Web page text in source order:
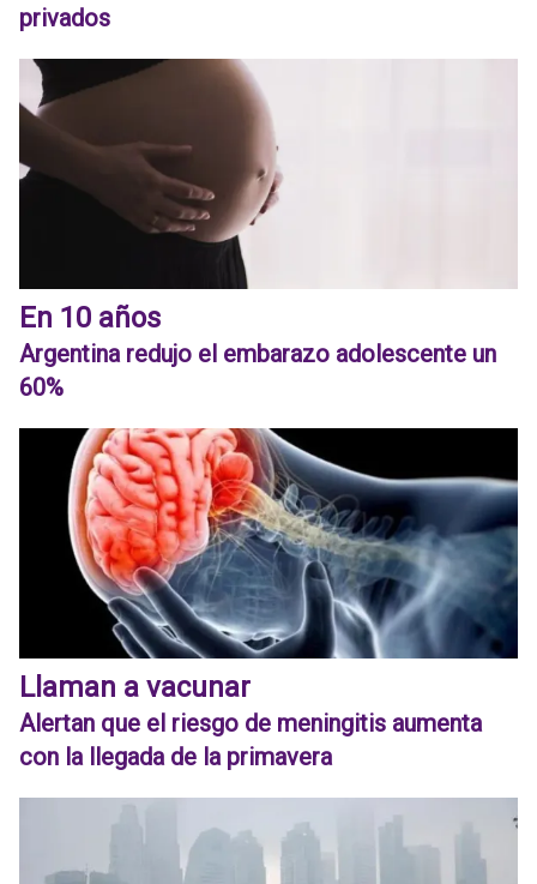
privados
En 10 años
Argentina redujo el embarazo adolescente un
60%
Llaman a vacunar
Alertan que el riesgo de meningitis aumenta
con la llegada de la primavera